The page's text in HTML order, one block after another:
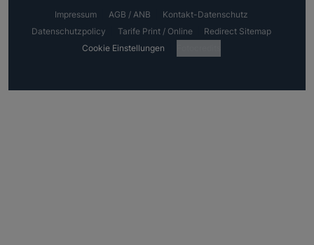
Impressum AGB / ANB
Kontakt-Datenschutz
Datenschutzpolicy
Tarife Print / Online
Redirect Sitemap
Cookie Einstellungen